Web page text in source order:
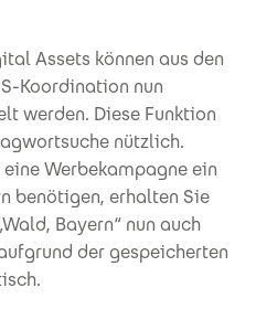
Assets können aus den
Koordination nun
werden. Diese Funktion
nützlich.
Werbekampagne ein
benötigen, erhalten Sie
Bayern“ nun auch
der gespeicherten